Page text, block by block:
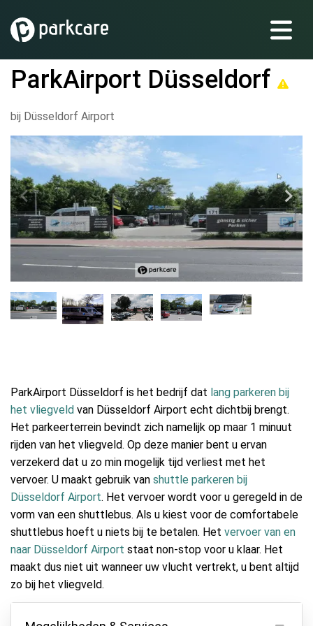
ParkAirport Düsseldorf
bij Düsseldorf Airport
ParkAirport Düsseldorf is het bedrijf dat lang parkeren bij
het vliegveld van Düsseldorf Airport echt dichtbij brengt.
Het parkeerterrein bevindt zich namelijk op maar 1 minuut
rijden van het vliegveld. Op deze manier bent u ervan
verzekerd dat u zo min mogelijk tijd verliest met het
vervoer. U maakt gebruik van shuttle parkeren bij
Düsseldorf Airport. Het vervoer wordt voor u geregeld in de
vorm van een shuttlebus. Als u kiest voor de comfortabele
shuttlebus hoeft u niets bij te betalen. Het vervoer van en
naar Düsseldorf Airport staat non-stop voor u klaar. Het
maakt dus niet uit wanneer uw vlucht vertrekt, u bent altijd
zo bij het vliegveld.